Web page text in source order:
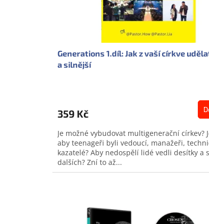
Generations 1.díl: Jak z vaší církve
a silnější
je
z
5
hvězdiček.
359 Kč
Je možné vybudovat multigenerační církev?
aby teenageři byli vedoucí, manažeři,
kazatelé? Aby nedospělí lidé vedli desítky a
dalších? Zní to až...